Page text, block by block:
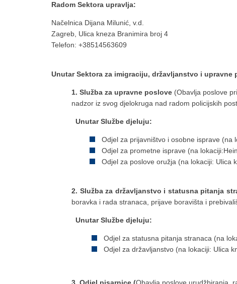
Radom Sektora upravlja:
Načelnica Dijana Milunić, v.d.
Zagreb, Ulica kneza Branimira broj 4
Telefon: +38514563609
Unutar Sektora za imigraciju, državljanstvo i upravne
1. Služba za upravne poslove (Obavlja poslove
nadzor iz svog djelokruga nad radom policijskih
Unutar Službe djeluju:
Odjel za prijavništvo i osobne isprave (na
Odjel za prometne isprave (na
Odjel za poslove oružja (na lokaciji: Ulica
2. Služba za državljanstvo i statusna pitanja
boravka i rada stranaca, prijave boravišta i
Unutar Službe djeluju:
Odjel za statusna pitanja stranaca (na
Odjel za državljanstvo (na lokaciji: Ulica